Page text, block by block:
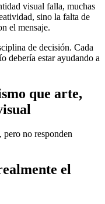
visual falla, muchas
sino la falta de
el mensaje.
de decisión. Cada
debería estar ayudando a
que arte,
pero no responden
el